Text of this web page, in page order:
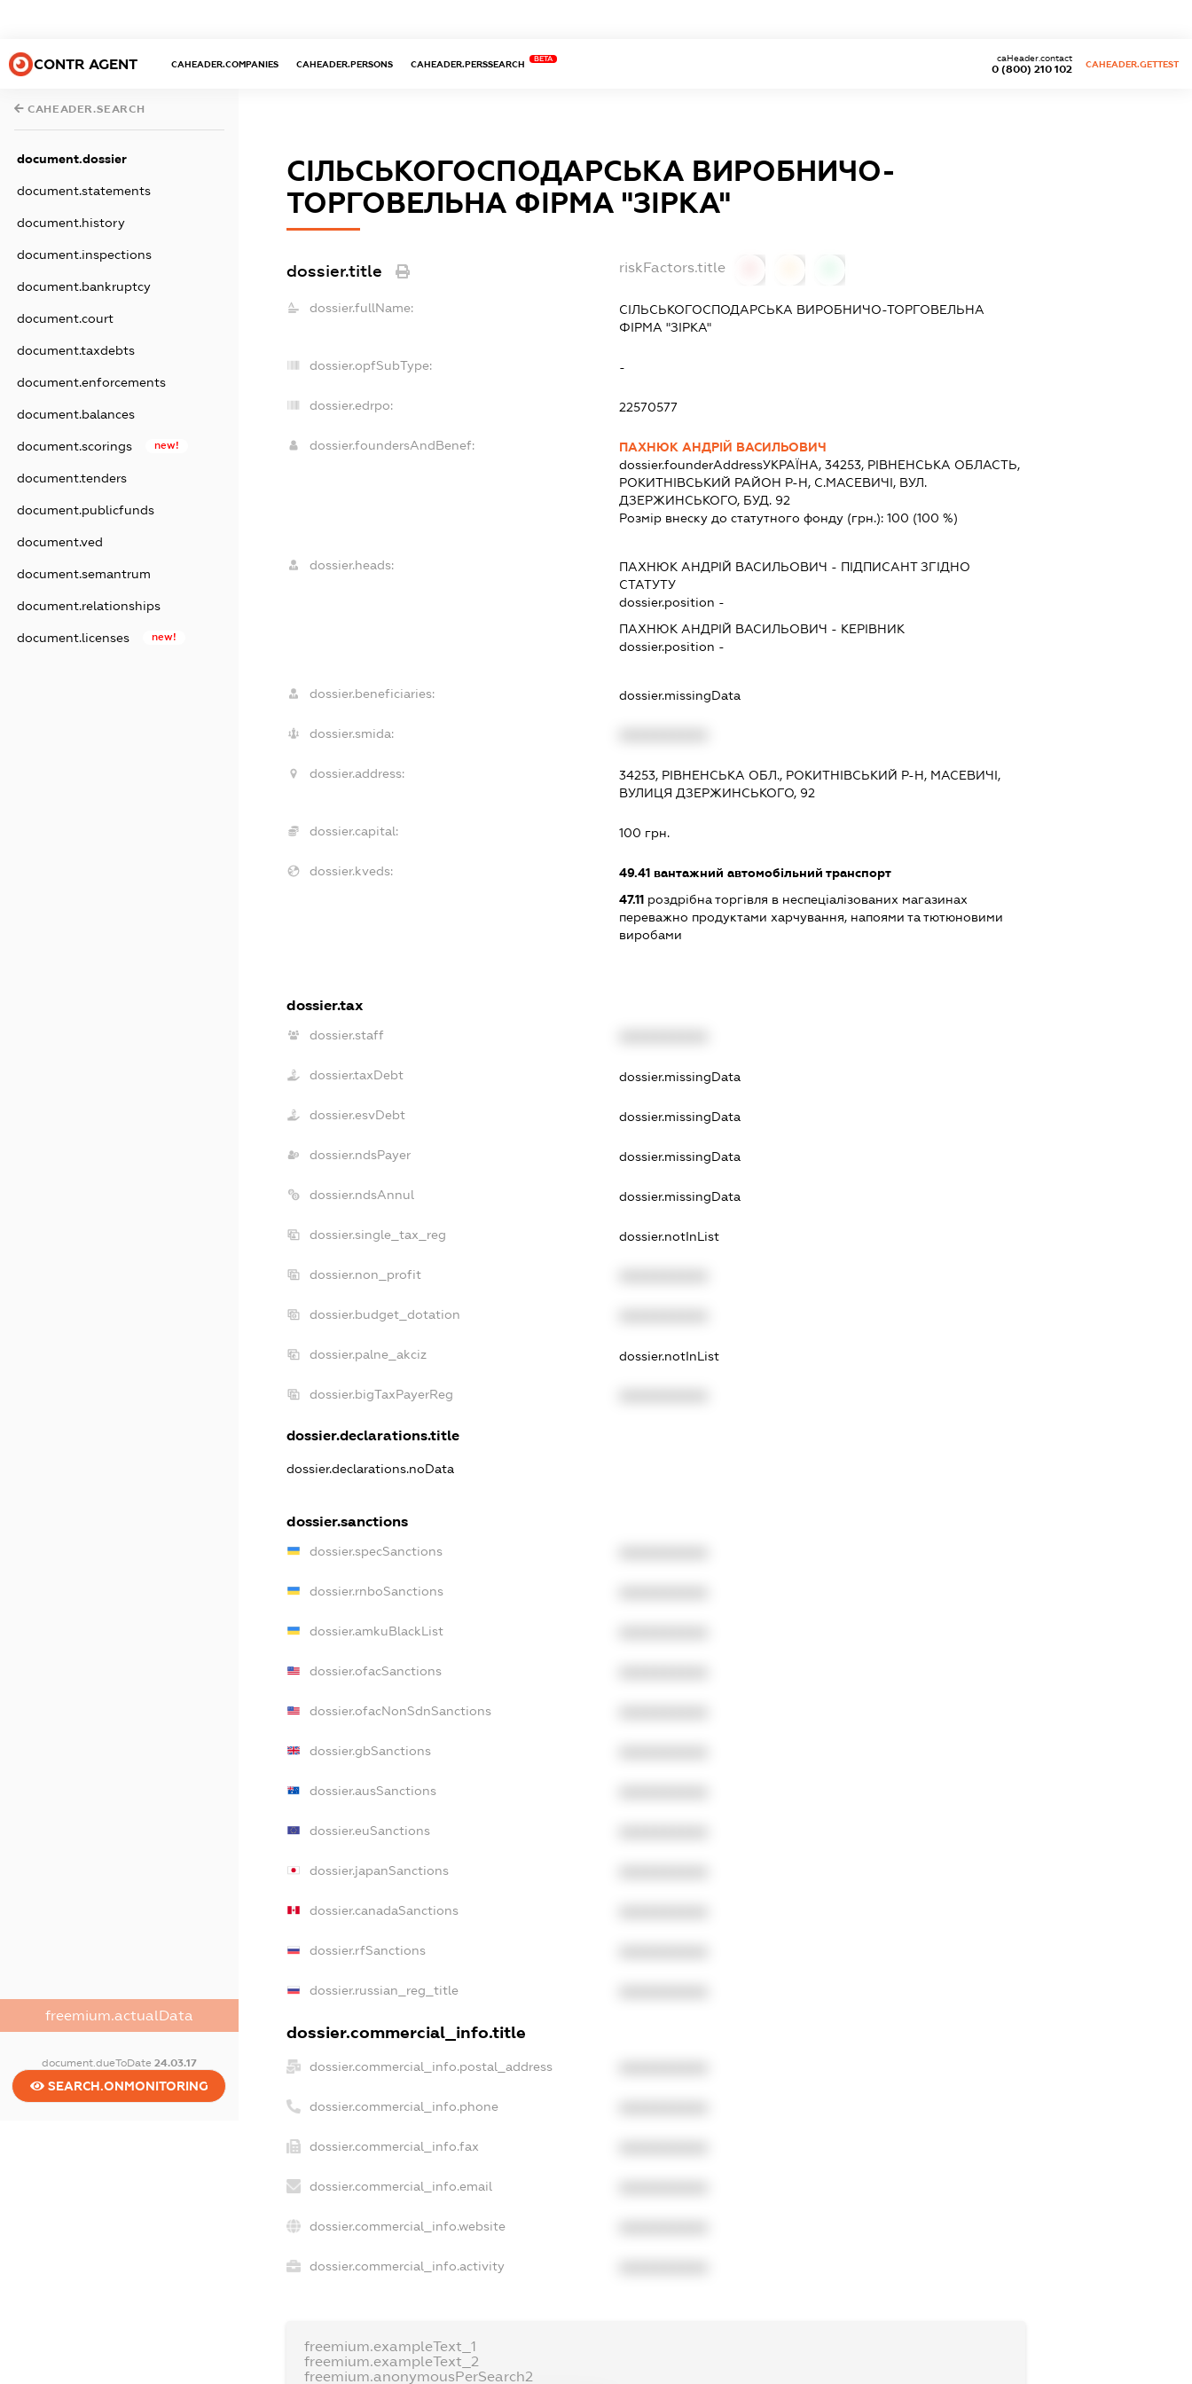
CONTR AGENT CAHEADER.COMPANIES CAHEADER.PERSONS CAHEADER.PERSSEARCH
BETA
0 (800) 210 102
caHeader.contact
CAHEADER.GETTEST
CAHEADER.SEARCH
document.dossier
document.statements
document.history
document.inspections
document.bankruptcy
document.court
document.taxdebts
document.enforcements
document.balances
document.scorings new!
document.tenders
document.publicfunds
document.ved
document.semantrum
document.relationships
document.licenses new!
freemium.actualData
document.dueToDate 24.03.17
SEARCH.ONMONITORING
СІЛЬСЬКОГОСПОДАРСЬКА ВИРОБНИЧО-
ТОРГОВЕЛЬНА ФІРМА "ЗІРКА"
dossier.title riskFactors.title
dossier.fullName:
СІЛЬСЬКОГОСПОДАРСЬКА ВИРОБНИЧО-ТОРГОВЕЛЬНА
ФІРМА "ЗІРКА"
dossier.opfSubType: -
dossier.edrpo: 22570577
dossier.foundersAndBenef:
ПАХНЮК АНДРІЙ ВАСИЛЬОВИЧ
dossier.founderAddressУКРАЇНА, 34253, РIВНЕНСЬКА ОБЛАСТЬ,
РОКИТНIВСЬКИЙ РАЙОН Р-Н, С.МАСЕВИЧІ, ВУЛ.
ДЗЕРЖИНСЬКОГО, БУД. 92
Розмір внеску до статутного фонду (грн.): 100 (100 %)
dossier.heads: ПАХНЮК АНДРІЙ ВАСИЛЬОВИЧ - ПІДПИСАНТЗГІДНО
СТАТУТУ
dossier.position -
ПАХНЮК АНДРІЙ ВАСИЛЬОВИЧ - КЕРІВНИК
dossier.position -
dossier.beneficiaries: dossier.missingData
dossier.smida:
dossier.address:
34253, РІВНЕНСЬКА ОБЛ., РОКИТНІВСЬКИЙ Р-Н, МАСЕВИЧІ,
ВУЛИЦЯ ДЗЕРЖИНСЬКОГО, 92
dossier.capital: 100 грн.
dossier.kveds: 49.41вантажний автомобільний транспорт
47.11роздрібна торгівля в неспеціалізованих магазинах
переважно продуктами харчування, напоями та тютюновими
виробами
dossier.tax
dossier.staff
dossier.taxDebt dossier.missingData
dossier.esvDebt dossier.missingData
dossier.ndsPayer dossier.missingData
dossier.ndsAnnul dossier.missingData
dossier.single_tax_reg dossier.notInList
dossier.non_profit
dossier.budget_dotation
dossier.palne_akciz dossier.notInList
dossier.bigTaxPayerReg
dossier.declarations.title
dossier.declarations.noData
dossier.sanctions
dossier.specSanctions
dossier.rnboSanctions
dossier.amkuBlackList
dossier.ofacSanctions
dossier.ofacNonSdnSanctions
dossier.gbSanctions
dossier.ausSanctions
dossier.euSanctions
dossier.japanSanctions
dossier.canadaSanctions
dossier.rfSanctions
dossier.russian_reg_title
dossier.commercial_info.title
dossier.commercial_info.postal_address
dossier.commercial_info.phone
dossier.commercial_info.fax
dossier.commercial_info.email
dossier.commercial_info.website
dossier.commercial_info.activity
freemium.exampleText_1
freemium.exampleText_2
freemium.anonymousPerSearch2